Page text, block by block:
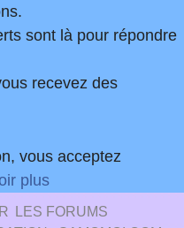
sont là pour répondre
recevez des
vous acceptez
plus
LES FORUMS